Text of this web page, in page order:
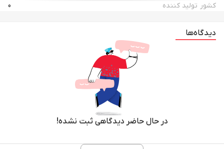
کشور تولید کننده
0
دیدگاه‌ها
در حال حاضر دیدگاهی ثبت نشده!